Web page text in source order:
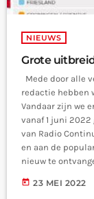
NIEUWS
Grote
Mede door alle
redactie hebben
Vandaar zijn we
vanaf 1 juni
van Radio
en aan de
nieuw te
today 23 MEI 2022